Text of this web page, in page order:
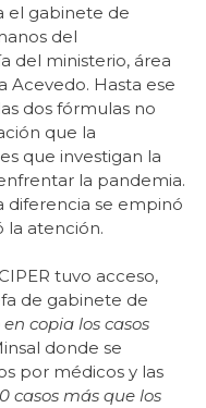
el gabinete de
del
del ministerio, área
Acevedo. Hasta ese
dos fórmulas no
que la
que investigan la
la pandemia.
diferencia se empinó
la atención.
tuvo acceso,
de gabinete de
en copia los casos
donde se
por médicos y las
casos más que los